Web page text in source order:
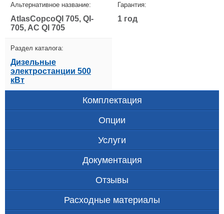
Альтернативное название:
AtlasCopcoQI 705, QI-
705, AC QI 705
Гарантия:
1 год
Раздел каталога:
Дизельные
электростанции 500
кВт
Комплектация
Опции
Услуги
Документация
Отзывы
Расходные материалы